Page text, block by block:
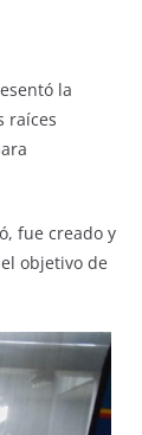
la
raíces
fue creado y
objetivo de